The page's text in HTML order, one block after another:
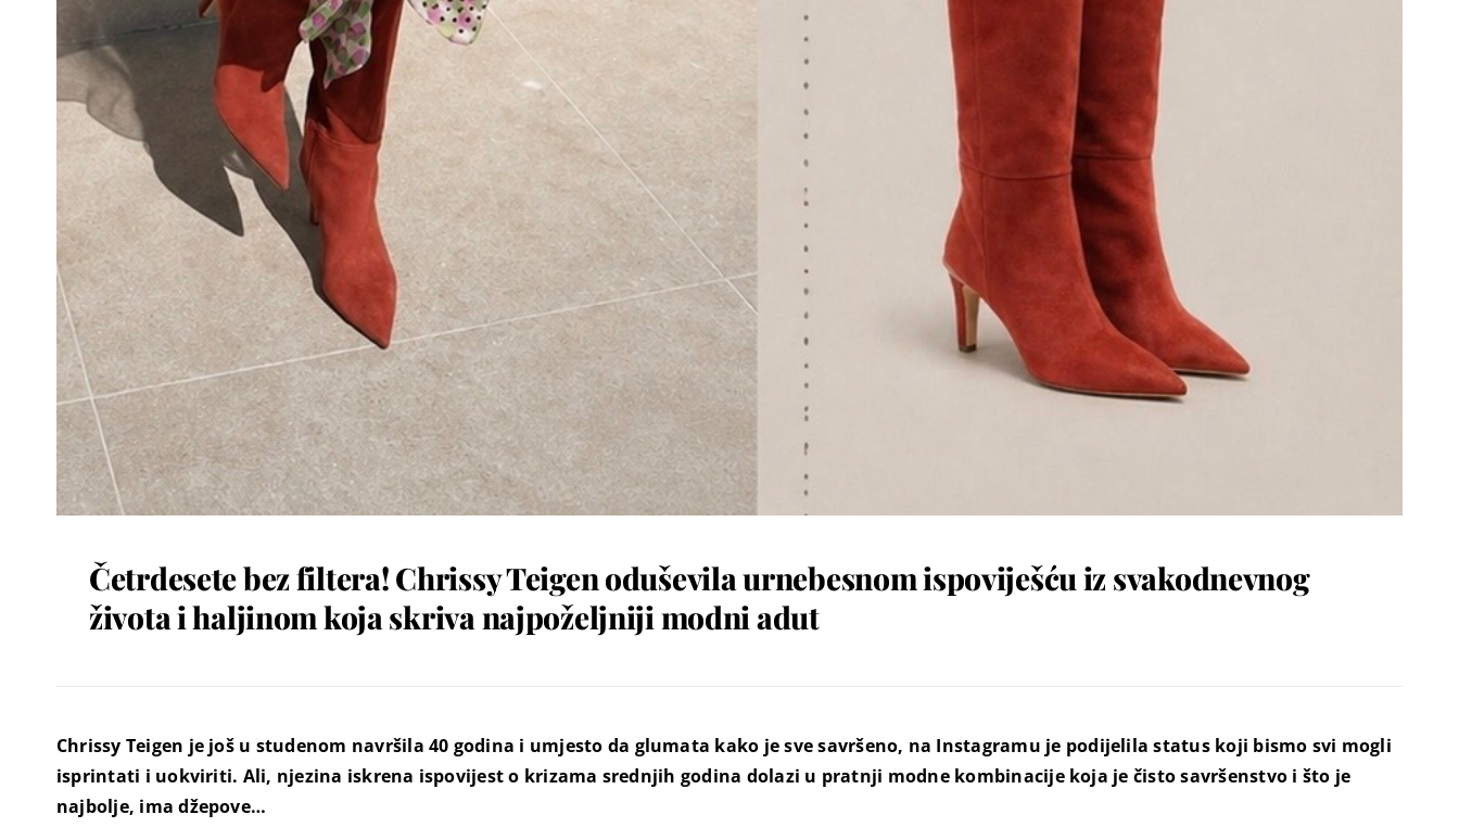
Četrdesete bez filtera! Chrissy Teigen oduševila urnebesnom ispoviješću iz svakodnevnog
života i haljinom koja skriva najpoželjniji modni adut
Chrissy Teigen je još u studenom navršila 40 godina i umjesto da glumata kako je sve savršeno, na Instagramu je podijelila status koji bismo svi mogli
isprintati i uokviriti. Ali, njezina iskrena ispovijest o krizama srednjih godina dolazi u pratnji modne kombinacije koja je čisto savršenstvo i što je
najbolje, ima džepove…